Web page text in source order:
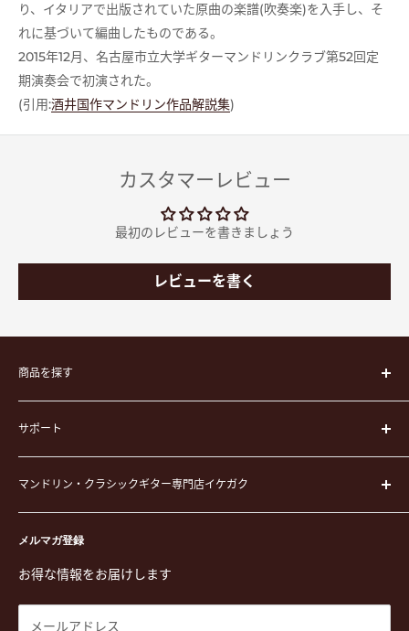
り、イタリアで出版されていた原曲の楽譜(吹奏楽)を入手し、そ
れに基づいて編曲したものである。
2015年12月、名古屋市立大学ギターマンドリンクラブ第52回定
期演奏会で初演された。
(引用:酒井国作マンドリン作品解説集)
カスタマーレビュー
最初のレビューを書きましょう
レビューを書く
商品を探す
楽器
楽器ケース
弦
ピック
演奏用品
ステーショナリー&アクセサリー
楽譜
DVD
サポート
運営会社
イケガクについて
お買い物ガイド
特定商取引法に基づく表示
プライバシーポリシー
商品検索
メルマガ登録
お得な情報をお届けします
メールアドレス
マンドリン・クラシックギター専門店イケガク
〒171-0021 東京都豊島区西池袋3-23-5 芦沢ビル2F
TEL. 03-5952-1391 / FAX. 03-5952-1392
営業時間 月-水,金,土 11:00-19:00 / 日,祝 11:00-18:00 (木曜定
休)